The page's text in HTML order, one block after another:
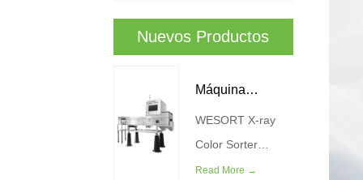
Nuevos Productos
Máquina
Clasificadora De
WESORT X-ray
Color Sorter
Machine combina
Read More →